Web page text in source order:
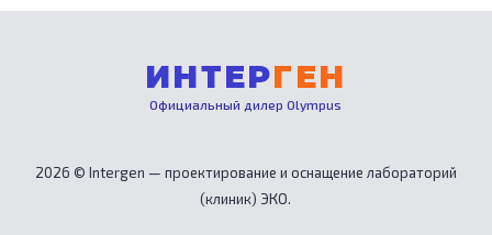
ИНТЕРГЕН
Официальный дилер Olympus
2026 © Intergen — проектирование и оснащение лабораторий
(клиник) ЭКО.